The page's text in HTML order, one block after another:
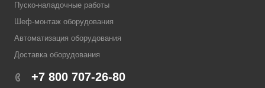
Пуско-наладочные работы
Шеф-монтаж оборудования
Автоматизация оборудования
Доставка оборудования
+7 800 707-26-80